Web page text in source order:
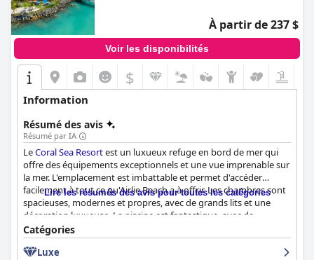
À partir de 237 $
Voir les disponibilités
$
Information
Résumé des avis
Résumé par IA
LeCoral Sea Resortest un luxueux refuge en bord de mer qui
offre des équipements exceptionnels et une vue imprenable sur
la mer. L'emplacement est imbattable et permet d'accéder
facilement à tout ce qu'Airlie Beach a à offrir. Les chambres sont
spacieuses, modernes et propres, avec de grands lits et une
décoration luxueuse. La piscine est fantastique, avec de
nombreuses possibilités de s'asseoir et des salons, et les
installations extérieures sont impeccables. Le personnel est
accommodant et amical, se surpassant pour s'assurer que les
Lire les résumés des avis pour toutes les catégories
Catégories
Luxe